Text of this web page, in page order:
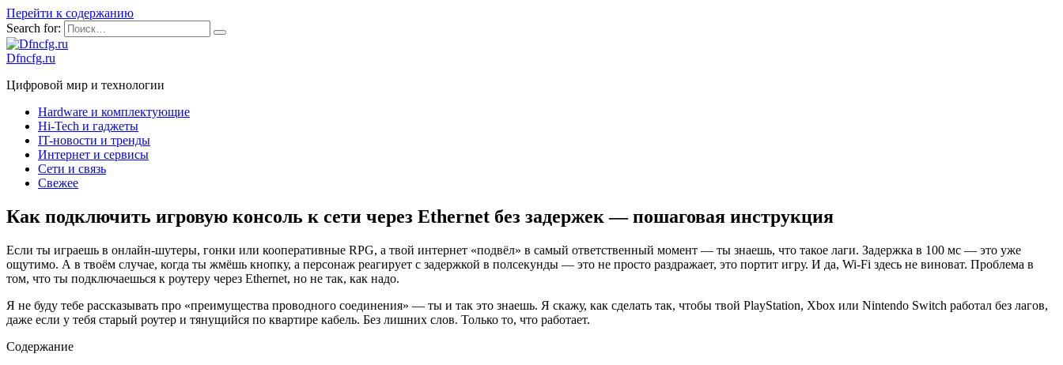
Перейти к содержанию
Search for:
Dfncfg.ru
Цифровой мир и технологии
Hardware и комплектующие
Hi-Tech и гаджеты
IT-новости и тренды
Интернет и сервисы
Сети и связь
Свежее
Как подключить игровую консоль к сети через Ethernet без задержек — пошаговая инструкция
Если ты играешь в онлайн-шутеры, гонки или кооперативные RPG, а твой интернет «подвёл» в самый ответственный момент — ты знаешь, что такое лаги. Задержка в 100 мс — это уже
ощутимо. А в твоём случае, когда ты жмёшь кнопку, а персонаж реагирует с задержкой в полсекунды — это не просто раздражает, это портит игру. И да, Wi-Fi здесь не виноват. Проблема в
том, что ты подключаешься к роутеру через Ethernet, но не так, как надо.
Я не буду тебе рассказывать про «преимущества проводного соединения» — ты и так это знаешь. Я скажу, как сделать так, чтобы твой PlayStation, Xbox или Nintendo Switch работал без лагов,
даже если у тебя старый роутер и тянущийся по квартире кабель. Без лишних слов. Только то, что работает.
Содержание